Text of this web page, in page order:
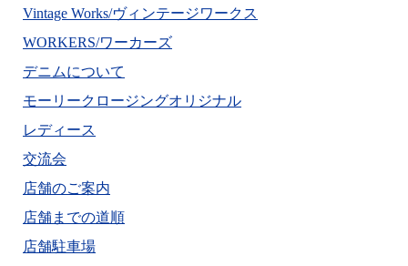
Vintage Works/ヴィンテージワークス
WORKERS/ワーカーズ
デニムについて
モーリークロージングオリジナル
レディース
交流会
店舗のご案内
店舗までの道順
店舗駐車場